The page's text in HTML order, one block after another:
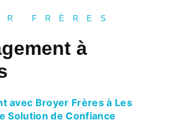
FRÈRES
à
avec Broyer Frères à Les
Solution de Confiance